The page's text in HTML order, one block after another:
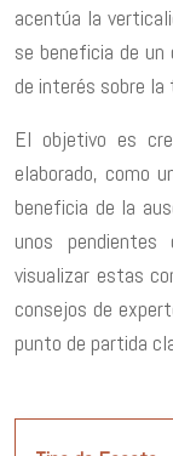
acentúa la
se beneficia de
de interés sobre la
El objetivo es
elaborado, como
beneficia de la
unos
visualizar estas
consejos de
punto de partida